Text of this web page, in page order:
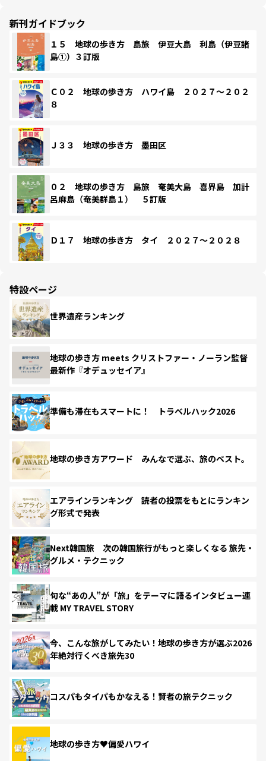
新刊ガイドブック
１５ 地球の歩き方 島旅 伊豆大島 利島（伊豆諸
島①）３訂版
Ｃ０２ 地球の歩き方 ハワイ島 ２０２７～２０２
８
Ｊ３３ 地球の歩き方 墨田区
０２ 地球の歩き方 島旅 奄美大島 喜界島 加計
呂麻島（奄美群島１） ５訂版
Ｄ１７ 地球の歩き方 タイ ２０２７～２０２８
特設ページ
世界遺産ランキング
地球の歩き方 meets クリストファー・ノーラン監督
最新作『オデュッセイア』
準備も滞在もスマートに！ トラベルハック2026
地球の歩き方アワード みんなで選ぶ、旅のベスト。
エアラインランキング 読者の投票をもとにランキン
グ形式で発表
Next韓国旅 次の韓国旅行がもっと楽しくなる 旅先・
グルメ・テクニック
旬な“あの人”が「旅」をテーマに語るインタビュー連
載 MY TRAVEL STORY
今、こんな旅がしてみたい！地球の歩き方が選ぶ2026
年絶対行くべき旅先30
コスパもタイパもかなえる！賢者の旅テクニック
地球の歩き方♥偏愛ハワイ